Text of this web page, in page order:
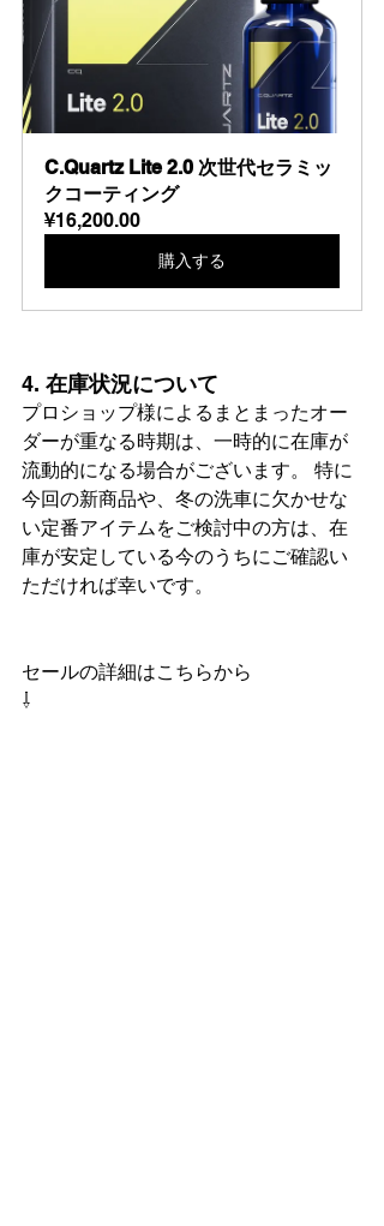
C.Quartz Lite 2.0 次世代セラミッ
クコーティング
¥16,200.00
購入する
4. 在庫状況について
プロショップ様によるまとまったオー
ダーが重なる時期は、一時的に在庫が
流動的になる場合がございます。 特に
今回の新商品や、冬の洗車に欠かせな
い定番アイテムをご検討中の方は、在
庫が安定している今のうちにご確認い
ただければ幸いです。
セールの詳細はこちらから
⇩